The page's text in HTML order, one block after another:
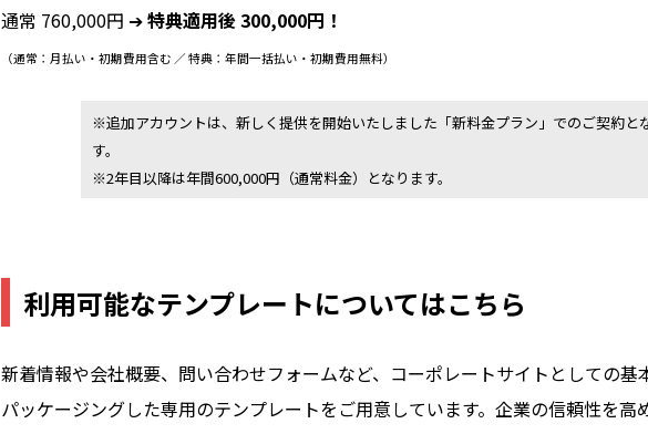
通常 760,000円 ➔特典適用後 300,000円！
（通常：月払い・初期費用含む ／ 特典：年間一括払い・初期費用無料）
※追加アカウントは、新しく提供を開始いたしました「新料金プラン」でのご契約と
す。
※2年目以降は年間600,000円（通常料金）となります。
利用可能なテンプレートについてはこちら
新着情報や会社概要、問い合わせフォームなど、コーポレートサイトとしての基
パッケージングした専用のテンプレートをご用意しています。企業の信頼性を高